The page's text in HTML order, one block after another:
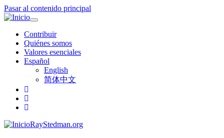
Pasar al contenido principal
Toggle
navigation
Contribuir
Quiénes somos
Valores esenciales
Español
English
简体中文
RayStedman.org